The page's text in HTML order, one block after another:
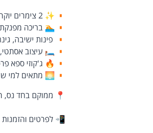
✨ 2 צימרים יוקרתיים במתחם פרטי
🏊 בריכה
פינות ישיבה,
🛏️ עיצוב אסתטי,
🔥 ג'קוזי ספא
🌅 מתאים למי
📍 ממוקם בחד נס,
📲 לפרטים והזמנות